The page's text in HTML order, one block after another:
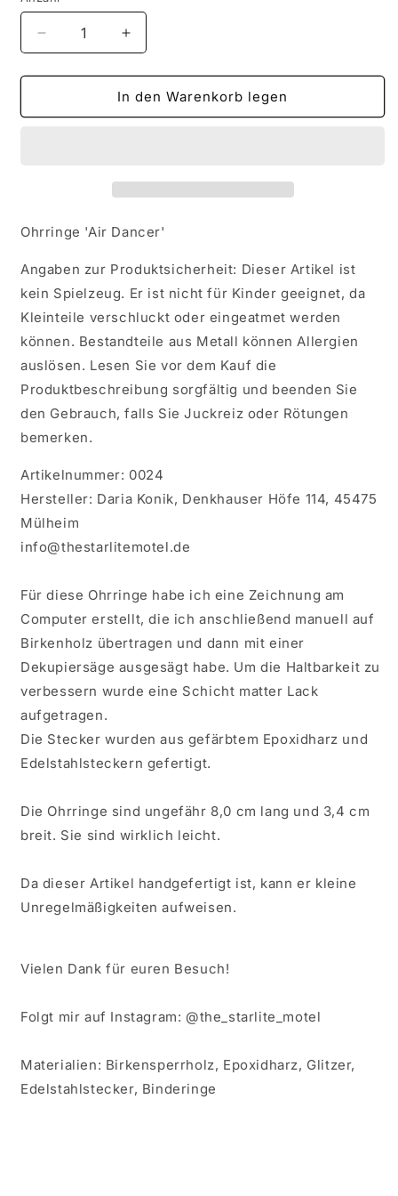
Verringere
die
Menge
Ohrringe
Erhöhe
die
Menge
für
Ohrringe
In den Warenkorb legen
Ohrringe 'Air Dancer'
Angaben zur Produktsicherheit: Dieser Artikel ist
kein Spielzeug. Er ist nicht für Kinder geeignet, da
Kleinteile verschluckt oder eingeatmet werden
können. Bestandteile aus Metall können Allergien
auslösen. Lesen Sie vor dem Kauf die
Produktbeschreibung sorgfältig und beenden Sie
den Gebrauch, falls Sie Juckreiz oder Rötungen
bemerken.
Artikelnummer: 0024
Hersteller: Daria Konik, Denkhauser Höfe 114, 45475
Mülheim
info@thestarlitemotel.de
Für diese Ohrringe habe ich eine Zeichnung am
Computer erstellt, die ich anschließend manuell auf
Birkenholz übertragen und dann mit einer
Dekupiersäge ausgesägt habe. Um die Haltbarkeit zu
verbessern wurde eine Schicht matter Lack
aufgetragen.
Die Stecker wurden aus gefärbtem Epoxidharz und
Edelstahlsteckern gefertigt.
Die Ohrringe sind ungefähr 8,0 cm lang und 3,4 cm
breit. Sie sind wirklich leicht.
Da dieser Artikel handgefertigt ist, kann er kleine
Unregelmäßigkeiten aufweisen.
Vielen Dank für euren Besuch!
Folgt mir auf Instagram: @the_starlite_motel
Materialien: Birkensperrholz, Epoxidharz, Glitzer,
Edelstahlstecker, Binderinge